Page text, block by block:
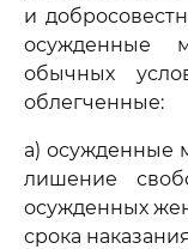
и
осужденные
обычных
облегченные:
а) осужденные
лишение
осужденных
срока